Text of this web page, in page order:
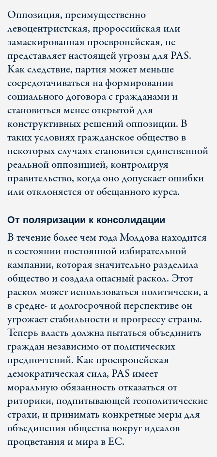
Оппозиция, преимущественно
левоцентристская, пророссийская или
замаскированная проевропейская, не
представляет настоящей угрозы для PAS.
Как следствие, партия может меньше
сосредотачиваться на формировании
социального договора с гражданами и
становиться менее открытой для
конструктивных решений оппозиции. В
таких условиях гражданское общество в
некоторых случаях становится единственной
реальной оппозицией, контролируя
правительство, когда оно допускает ошибки
или отклоняется от обещанного курса.
От поляризации к консолидации
В течение более чем года Молдова находится
в состоянии постоянной избирательной
кампании, которая значительно разделила
общество и создала опасный раскол. Этот
раскол может использоваться политически, а
в средне- и долгосрочной перспективе он
угрожает стабильности и прогрессу страны.
Теперь власть должна пытаться объединить
граждан независимо от политических
предпочтений. Как проевропейская
демократическая сила, PAS имеет
моральную обязанность отказаться от
риторики, подпитывающей геополитические
страхи, и принимать конкретные меры для
объединения общества вокруг идеалов
процветания и мира в ЕС.